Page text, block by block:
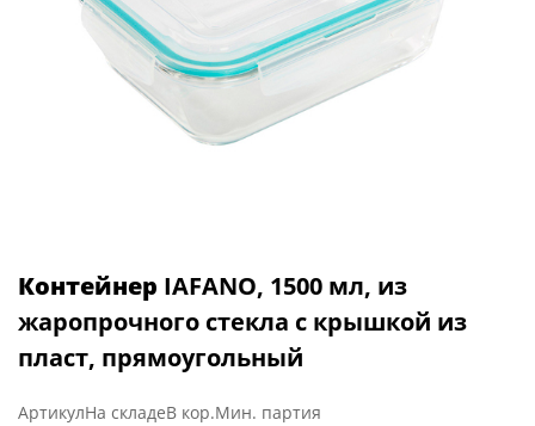
Контейнер IAFANO, 1500 мл, из
жаропрочного стекла с крышкой из
пласт, прямоугольный
АртикулНа складеВ кор.Мин. партия